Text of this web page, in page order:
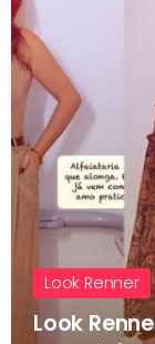
Look Renner
Look